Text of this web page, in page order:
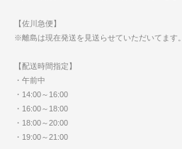
【佐川急便】
※離島は現在発送を見送らせていただいてます。
【配送時間指定】
・午前中
・14:00～16:00
・16:00～18:00
・18:00～20:00
・19:00～21:00